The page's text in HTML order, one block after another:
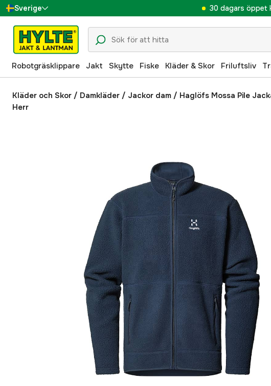
Sverige
Danmark
Suomi
Norge
Deutschland
30 dagars öppet
Robotgräsklippare Jakt Skytte Fiske Kläder & Skor Friluftsliv
Kläder och Skor / Damkläder / Jackor dam / Haglöfs Mossa Pile
Herr